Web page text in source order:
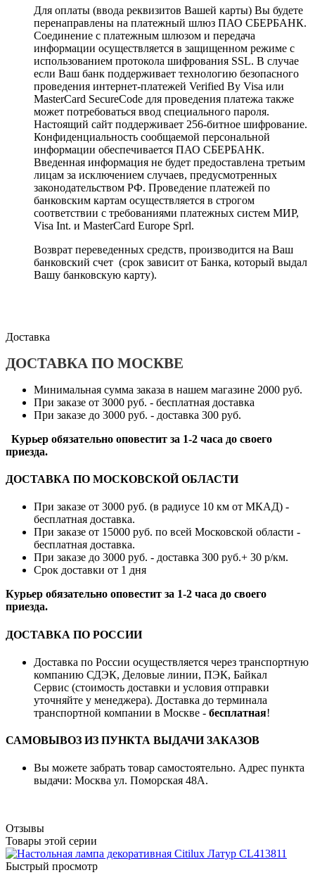
Для оплаты (ввода реквизитов Вашей карты) Вы будете
перенаправлены на платежный шлюз ПАО СБЕРБАНК.
Соединение с платежным шлюзом и передача
информации осуществляется в защищенном режиме с
использованием протокола шифрования SSL. В случае
если Ваш банк поддерживает технологию безопасного
проведения интернет-платежей Verified By Visa или
MasterCard SecureCode для проведения платежа также
может потребоваться ввод специального пароля.
Настоящий сайт поддерживает 256-битное шифрование.
Конфиденциальность сообщаемой персональной
информации обеспечивается ПАО СБЕРБАНК.
Введенная информация не будет предоставлена третьим
лицам за исключением случаев, предусмотренных
законодательством РФ. Проведение платежей по
банковским картам осуществляется в строгом
соответствии с требованиями платежных систем МИР,
Visa Int. и MasterCard Europe Sprl.
Возврат переведенных средств, производится на Ваш
банковский счет (срок зависит от Банка, который выдал
Вашу банковскую карту).
Доставка
ДОСТАВКА ПО МОСКВЕ
Минимальная сумма заказа в нашем магазине 2000 руб.
При заказе от 3000 руб. - бесплатная доставка
При заказе до 3000 руб. - доставка 300 руб.
Курьер обязательно оповестит за 1-2 часа до своего
приезда.
ДОСТАВКА ПО МОСКОВСКОЙ ОБЛАСТИ
При заказе от 3000 руб. (в радиусе 10 км от МКАД) -
бесплатная доставка.
При заказе от 15000 руб. по всей Московской области -
бесплатная доставка.
При заказе до 3000 руб. - доставка 300 руб.+ 30 р/км.
Срок доставки от 1 дня
Курьер обязательно оповестит за 1-2 часа до своего
приезда.
ДОСТАВКА ПО РОССИИ
Доставка по России осуществляется через транспортную
компанию СДЭК, Деловые линии, ПЭК, Байкал
Сервис (стоимость доставки и условия отправки
уточняйте у менеджера). Доставка до терминала
транспортной компании в Москве - бесплатная!
САМОВЫВОЗ ИЗ ПУНКТА ВЫДАЧИ ЗАКАЗОВ
Вы можете забрать товар самостоятельно. Адрес пункта
выдачи: Москва ул. Поморская 48А.
Отзывы
Товары этой серии
Быстрый просмотр